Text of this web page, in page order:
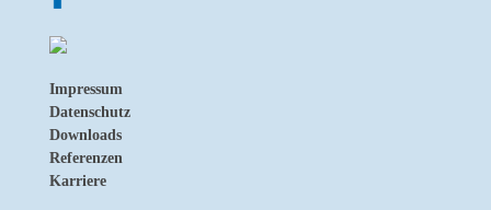
Impressum
Datenschutz
Downloads
Referenzen
Karriere